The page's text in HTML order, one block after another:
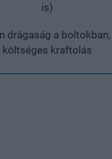
is)
drágaság a
költséges kraftolás